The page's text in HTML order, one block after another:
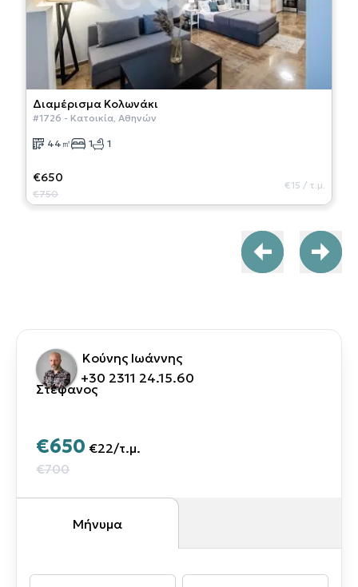
Διαμέρισμα Κολωνάκι
#1726 - Κατοικία, Αθηνών
44 ㎡ 1 1
€650
€750
€15 / τ.μ.
Κούνης Ιωάννης
Στέφανος
+30 2311 24.15.60
€650 €22/τ.μ.
€700
Μήνυμα